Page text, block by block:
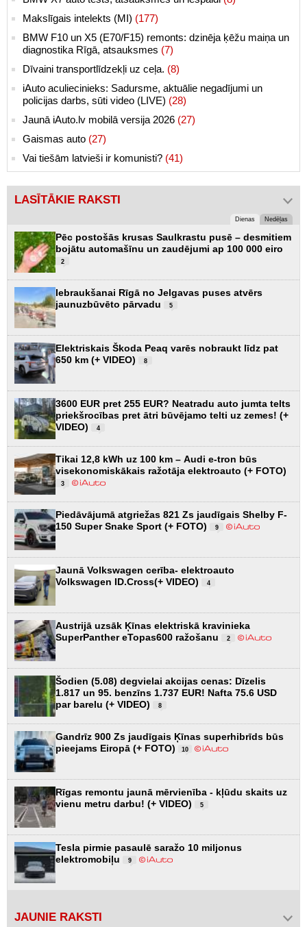
Makslīgais intelekts (MI) (177)
BMW F10 un X5 (E70/F15) remonts: dzinēja ķēžu maiņa un
diagnostika Rīgā, atsauksmes (7)
Dīvaini transportlīdzekļi uz ceļa. (8)
iAuto aculiecinieks: Sadursme, aktuālie negadījumi un
policijas darbs, sūti video (LIVE) (28)
Jaunā iAuto.lv mobilā versija 2026 (27)
Gaismas auto (27)
Vai tiešām latvieši ir komunisti? (41)
LASĪTĀKIE RAKSTI
Dienas Nedēļas
Pēc postošās krusas Saulkrastu pusē – desmitiem
bojātu automašīnu un zaudējumi ap 100 000 eiro
2
Iebraukšanai Rīgā no Jelgavas puses atvērs
jaunuzbūvēto pārvadu
5
Elektriskais Škoda Peaq varēs nobraukt līdz pat
650 km (+ VIDEO)
8
3600 EUR pret 255 EUR? Neatradu auto jumta telts
priekšrocības pret ātri būvējamo telti uz zemes! (+
VIDEO)
4
Tikai 12,8 kWh uz 100 km – Audi e-tron būs
visekonomiskākais ražotāja elektroauto (+ FOTO)
3
Piedāvājumā atgriežas 821 Zs jaudīgais Shelby F-
150 Super Snake Sport (+ FOTO)
9
Jaunā Volkswagen cerība- elektroauto
Volkswagen ID.Cross(+ VIDEO)
4
Austrijā uzsāk Ķīnas elektriskā kravinieka
SuperPanther eTopas600 ražošanu
2
Šodien (5.08) degvielai akcijas cenas: Dīzelis
1.817 un 95. benzīns 1.737 EUR! Nafta 75.6 USD
par barelu (+ VIDEO)
8
Gandrīz 900 Zs jaudīgais Ķīnas superhibrīds būs
pieejams Eiropā (+ FOTO)
10
Rīgas remontu jaunā mērvienība - kļūdu skaits uz
vienu metru darbu! (+ VIDEO)
5
Tesla pirmie pasaulē saražo 10 miljonus
elektromobiļu
9
JAUNIE RAKSTI